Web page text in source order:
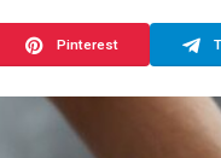
Pinterest